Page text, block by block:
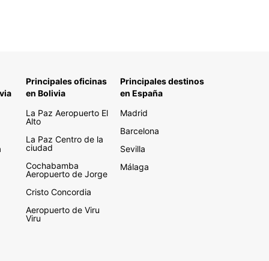
Principales oficinas
en Bolivia
La Paz Aeropuerto El
Alto
La Paz Centro de la
ciudad
Cochabamba
Aeropuerto de Jorge
Cristo Concordia
Aeropuerto de Viru
Viru
Principales destinos
en España
Madrid
Barcelona
Sevilla
Málaga